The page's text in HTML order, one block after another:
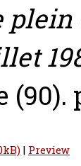
| Preview